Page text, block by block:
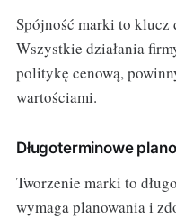
Spójność marki to klucz
Wszystkie działania
politykę cenową,
wartościami.
Długoterminowe
Tworzenie marki to
wymaga planowania i